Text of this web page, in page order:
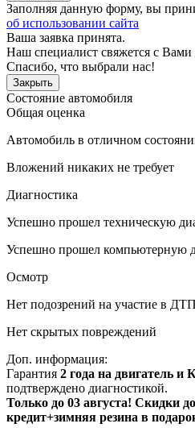
Заполняя данную форму, вы
об использовании сайта
Ваша заявка принята.
Наш специалист свяжется с
Спасибо, что выбрали нас!
Закрыть
Состояние автомобиля
Общая оценка
Автомобиль в отличном
Вложений никаких не требует
Диагностика
Успешно прошел техническую
Успешно прошел компьютерную
Осмотр
Нет подозрений на участие в ДТП
Нет скрытых повреждений
Доп. информация:
Гарантия 2 года на двигатель и
подтверждено диагностикой.
Только до 03 августа! Скидки
кредит+зимняя резина в